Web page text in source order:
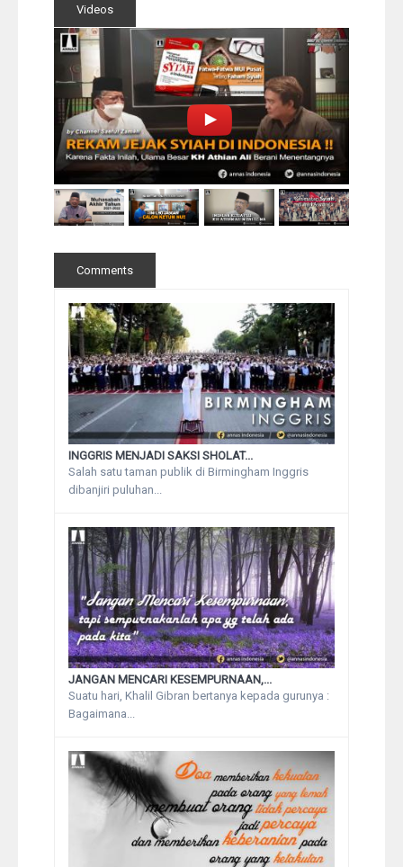
Videos
Comments
INGGRIS MENJADI SAKSI SHOLAT...
Salah satu taman publik di Birmingham Inggris
dibanjiri puluhan...
JANGAN MENCARI KESEMPURNAAN,...
Suatu hari, Khalil Gibran bertanya kepada gurunya :
Bagaimana...